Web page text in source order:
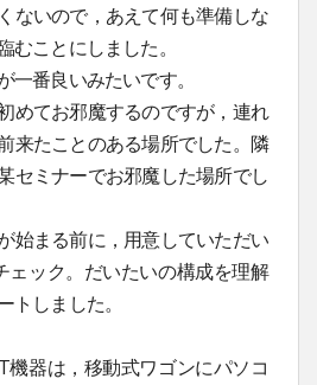
ないので，あえて何も準備しな
むことにしました。
番良いみたいです。
めてお邪魔するのですが，連れ
来たことのある場所でした。隣
セミナーでお邪魔した場所でし
始まる前に，用意していただい
ェック。だいたいの構成を理解
トしました。
器は，移動式ワゴンにパソコ